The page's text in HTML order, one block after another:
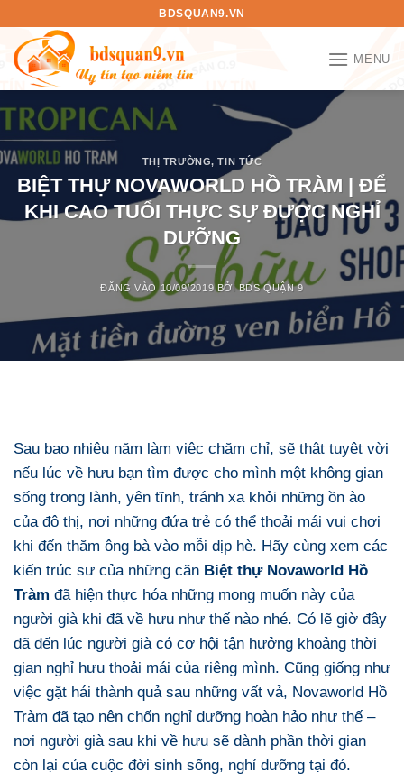
nội
dung
BDSQUAN9.VN
MENU
THỊ TRƯỜNG,TIN TỨC
BIỆT THỰ NOVAWORLD HỒ TRÀM | ĐỂ
KHI CAO TUỔI THỰC SỰ ĐƯỢC NGHỈ
DƯỠNG
ĐĂNG VÀO10/09/2019 BỞIBDS QUẬN 9
Sau bao nhiêu năm làm việc chăm chỉ, sẽ thật tuyệt vời
nếu lúc về hưu bạn tìm được cho mình một không gian
sống trong lành, yên tĩnh, tránh xa khỏi những ồn ào
của đô thị, nơi những đứa trẻ có thể thoải mái vui chơi
khi đến thăm ông bà vào mỗi dịp hè. Hãy cùng xem các
kiến trúc sư của những căn Biệt thự Novaworld Hồ
Tràm đã hiện thực hóa những mong muốn này của
người già khi đã về hưu như thế nào nhé. Có lẽ giờ đây
đã đến lúc người già có cơ hội tận hưởng khoảng thời
gian nghỉ hưu thoải mái của riêng mình. Cũng giống như
việc gặt hái thành quả sau những vất vả, Novaworld Hồ
Tràm đã tạo nên chốn nghỉ dưỡng hoàn hảo như thế –
nơi người già sau khi về hưu sẽ dành phần thời gian
còn lại của cuộc đời sinh sống, nghỉ dưỡng tại đó.